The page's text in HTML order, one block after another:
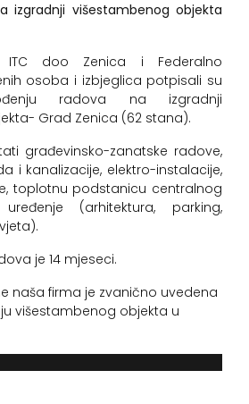
izgradnji višestambenog objekta
ITC doo Zenica i Federalno
osoba i izbjeglica potpisali su
radova na izgradnji
Grad Zenica (62 stana).
građevinsko-zanatske radove,
i kanalizacije, elektro-instalacije,
toplotnu podstanicu centralnog
(arhitektura, parking,
je 14 mjeseci.
naša firma je zvanično uvedena
višestambenog objekta u